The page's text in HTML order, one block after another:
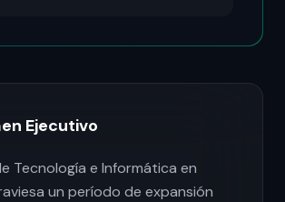
Ejecutivo
Tecnología e Informática en
un período de expansión